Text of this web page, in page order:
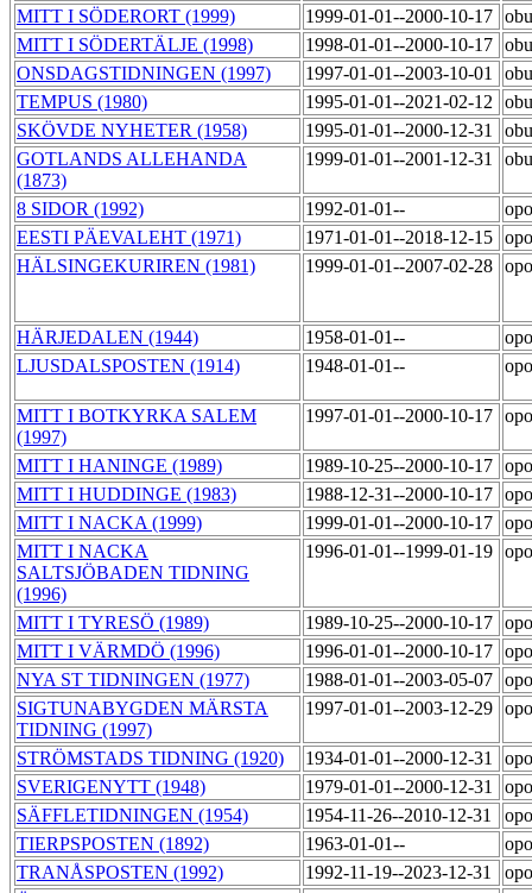
MITT I SÖDERORT (1999) 1999-01-01--2000-10-17
MITT I SÖDERTÄLJE (1998)
1998-01-01--2000-10-17
ONSDAGSTIDNINGEN (1997)
1997-01-01--2003-10-01
TEMPUS (1980)
1995-01-01--2021-02-12
SKÖVDE NYHETER (1958)
1995-01-01--2000-12-31
GOTLANDS ALLEHANDA
(1873)
1999-01-01--2001-12-31
8 SIDOR (1992) 1992-01-01--
EESTI PÄEVALEHT (1971)
1971-01-01--2018-12-15
HÄLSINGEKURIREN (1981)
1999-01-01--2007-02-28
HÄRJEDALEN (1944) 1958-01-01--
LJUSDALSPOSTEN (1914)
1948-01-01--
MITT I BOTKYRKA SALEM
(1997)
1997-01-01--2000-10-17
MITT I HANINGE (1989) 1989-10-25--2000-10-17
MITT I HUDDINGE (1983)
1988-12-31--2000-10-17
MITT I NACKA (1999)
1999-01-01--2000-10-17
MITT I NACKA
SALTSJÖBADEN TIDNING
(1996)
1996-01-01--1999-01-19
MITT I TYRESÖ (1989) 1989-10-25--2000-10-17
MITT I VÄRMDÖ (1996)
1996-01-01--2000-10-17
NYA ST TIDNINGEN (1977)
1988-01-01--2003-05-07
SIGTUNABYGDEN MÄRSTA
TIDNING (1997)
1997-01-01--2003-12-29
STRÖMSTADS TIDNING (1920) 1934-01-01--2000-12-31
SVERIGENYTT (1948)
1979-01-01--2000-12-31
SÄFFLETIDNINGEN (1954)
1954-11-26--2010-12-31
TIERPSPOSTEN (1892)
1963-01-01--
TRANÅSPOSTEN (1992)
1992-11-19--2023-12-31